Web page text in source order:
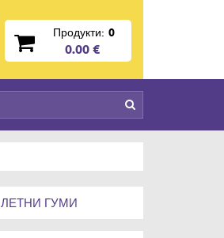
Продукти: 0
0.00 €
ЛЕТНИ ГУМИ